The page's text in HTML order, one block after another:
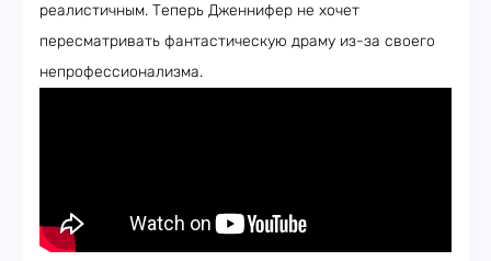
реалистичным. Теперь Дженнифер не хочет
пересматривать фантастическую драму из-за своего
непрофессионализма.